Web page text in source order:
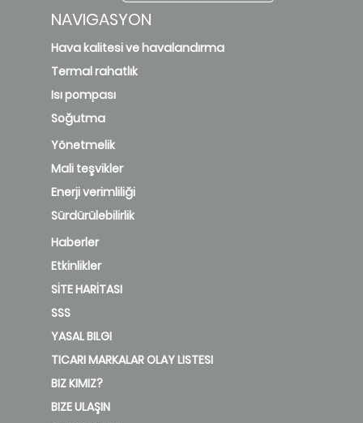
NAVIGASYON
Hava kalitesi ve havalandırma
Termal rahatlık
Isı pompası
Soğutma
Yönetmelik
Mali teşvikler
Enerji verimliliği
Sürdürülebilirlik
Haberler
Etkinlikler
SİTE HARİTASI
SSS
YASAL BILGI
TICARI MARKALAR OLAY LISTESI
BIZ KIMIZ?
BIZE ULAŞIN